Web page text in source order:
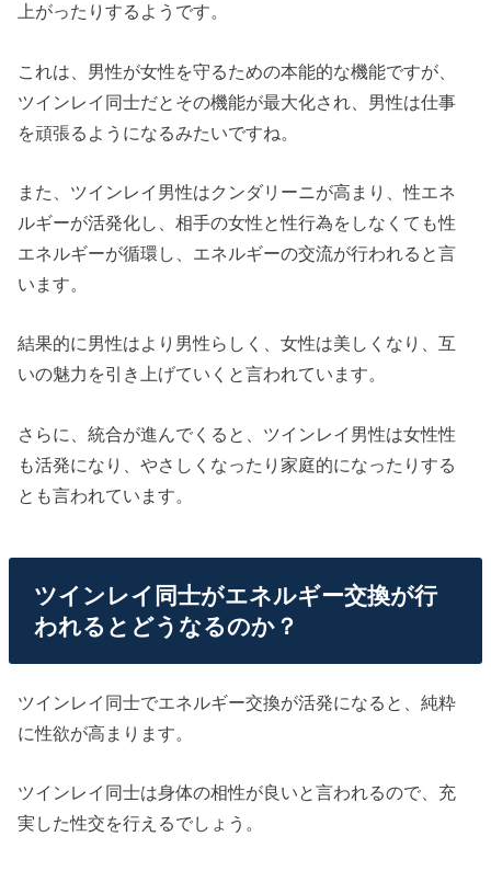
上がったりするようです。
これは、男性が女性を守るための本能的な機能ですが、
ツインレイ同士だとその機能が最大化され、男性は仕事
を頑張るようになるみたいですね。
また、ツインレイ男性はクンダリーニが高まり、性エネ
ルギーが活発化し、相手の女性と性行為をしなくても性
エネルギーが循環し、エネルギーの交流が行われると言
います。
結果的に男性はより男性らしく、女性は美しくなり、互
いの魅力を引き上げていくと言われています。
さらに、統合が進んでくると、ツインレイ男性は女性性
も活発になり、やさしくなったり家庭的になったりする
とも言われています。
ツインレイ同士がエネルギー交換が行
われるとどうなるのか？
ツインレイ同士でエネルギー交換が活発になると、純粋
に性欲が高まります。
ツインレイ同士は身体の相性が良いと言われるので、充
実した性交を行えるでしょう。